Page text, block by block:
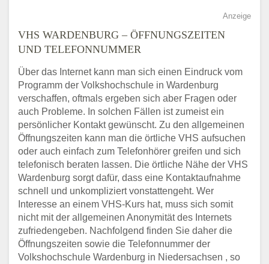
Anzeige
VHS WARDENBURG – ÖFFNUNGSZEITEN
UND TELEFONNUMMER
Über das Internet kann man sich einen Eindruck vom
Programm der Volkshochschule in Wardenburg
verschaffen, oftmals ergeben sich aber Fragen oder
auch Probleme. In solchen Fällen ist zumeist ein
persönlicher Kontakt gewünscht. Zu den allgemeinen
Öffnungszeiten kann man die örtliche VHS aufsuchen
oder auch einfach zum Telefonhörer greifen und sich
telefonisch beraten lassen. Die örtliche Nähe der VHS
Wardenburg sorgt dafür, dass eine Kontaktaufnahme
schnell und unkompliziert vonstattengeht. Wer
Interesse an einem VHS-Kurs hat, muss sich somit
nicht mit der allgemeinen Anonymität des Internets
zufriedengeben. Nachfolgend finden Sie daher die
Öffnungszeiten sowie die Telefonnummer der
Volkshochschule Wardenburg in Niedersachsen , so